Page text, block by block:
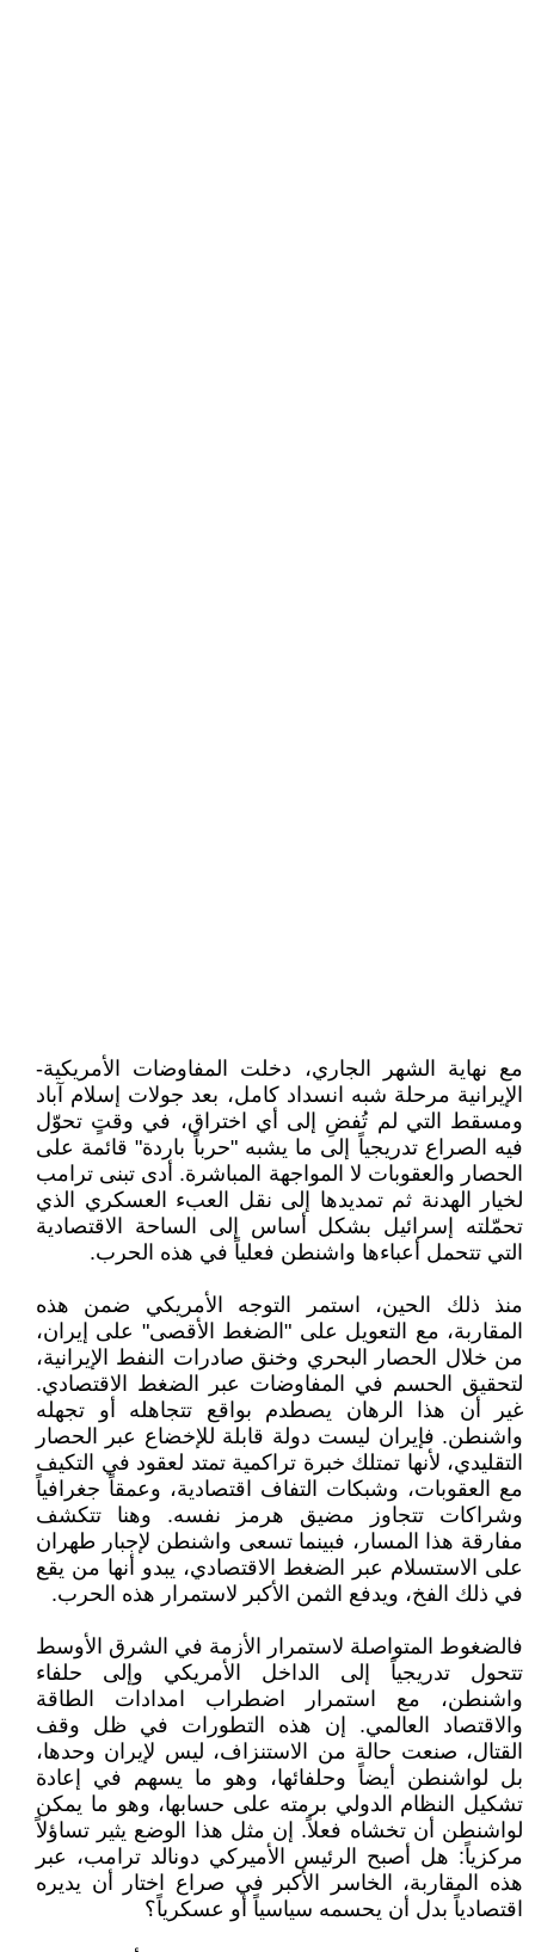
مع نهاية الشهر الجاري، دخلت المفاوضات الأمريكية-
الإيرانية مرحلة شبه انسداد كامل، بعد جولات إسلام آباد
ومسقط التي لم تُفضِ إلى أي اختراق، في وقتٍ تحوّل
فيه الصراع تدريجياً إلى ما يشبه "حرباً باردة" قائمة على
الحصار والعقوبات لا المواجهة المباشرة. أدى تبنى ترامب
لخيار الهدنة ثم تمديدها إلى نقل العبء العسكري الذي
تحمّلته إسرائيل بشكل أساس إلى الساحة الاقتصادية
التي تتحمل أعباءها واشنطن فعلياً في هذه الحرب.
منذ ذلك الحين، استمر التوجه الأمريكي ضمن هذه
المقاربة، مع التعويل على "الضغط الأقصى" على إيران،
من خلال الحصار البحري وخنق صادرات النفط الإيرانية،
لتحقيق الحسم في المفاوضات عبر الضغط الاقتصادي.
غير أن هذا الرهان يصطدم بواقع تتجاهله أو تجهله
واشنطن. فإيران ليست دولة قابلة للإخضاع عبر الحصار
التقليدي، لأنها تمتلك خبرة تراكمية تمتد لعقود في التكيف
مع العقوبات، وشبكات التفاف اقتصادية، وعمقاً جغرافياً
وشراكات تتجاوز مضيق هرمز نفسه. وهنا تتكشف
مفارقة هذا المسار، فبينما تسعى واشنطن لإجبار طهران
على الاستسلام عبر الضغط الاقتصادي، يبدو أنها من يقع
في ذلك الفخ، ويدفع الثمن الأكبر لاستمرار هذه الحرب.
فالضغوط المتواصلة لاستمرار الأزمة في الشرق الأوسط
تتحول تدريجياً إلى الداخل الأمريكي وإلى حلفاء
واشنطن، مع استمرار اضطراب امدادات الطاقة
والاقتصاد العالمي. إن هذه التطورات في ظل وقف
القتال، صنعت حالة من الاستنزاف، ليس لإيران وحدها،
بل لواشنطن أيضاً وحلفائها، وهو ما يسهم في إعادة
تشكيل النظام الدولي برمته على حسابها، وهو ما يمكن
لواشنطن أن تخشاه فعلاً. إن مثل هذا الوضع يثير تساؤلاً
مركزياً: هل أصبح الرئيس الأميركي دونالد ترامب، عبر
هذه المقاربة، الخاسر الأكبر في صراع اختار أن يديره
اقتصادياً بدل أن يحسمه سياسياً أو عسكرياً؟